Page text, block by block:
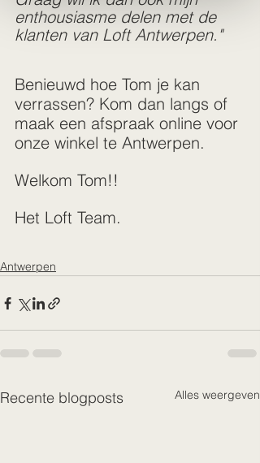
enthousiasme delen met de
klanten van Loft Antwerpen."
Benieuwd hoe Tom je kan
verrassen? Kom dan langs of
maak een afspraak online voor
onze winkel te Antwerpen.
Welkom Tom!!
Het Loft Team.
Antwerpen
Recente blogposts Alles weergeven